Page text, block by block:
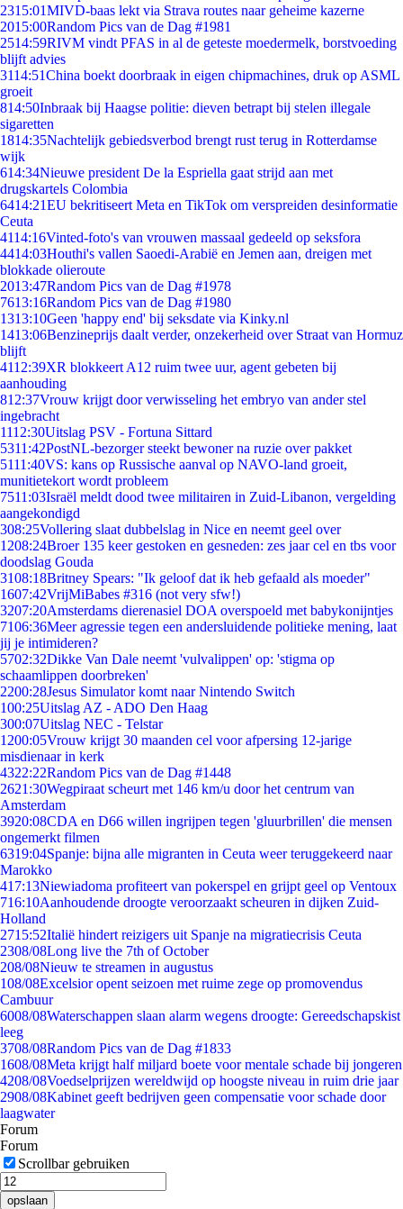
2315:01MIVD-baas lekt via Strava routes naar geheime kazerne
2015:00Random Pics van de Dag #1981
2514:59RIVM vindt PFAS in al de geteste moedermelk, borstvoeding
blijft advies
3114:51China boekt doorbraak in eigen chipmachines, druk op ASML
groeit
814:50Inbraak bij Haagse politie: dieven betrapt bij stelen illegale
sigaretten
1814:35Nachtelijk gebiedsverbod brengt rust terug in Rotterdamse
wijk
614:34Nieuwe president De la Espriella gaat strijd aan met
drugskartels Colombia
6414:21EU bekritiseert Meta en TikTok om verspreiden desinformatie
Ceuta
4114:16Vinted-foto's van vrouwen massaal gedeeld op seksfora
4414:03Houthi's vallen Saoedi-Arabië en Jemen aan, dreigen met
blokkade olieroute
2013:47Random Pics van de Dag #1978
7613:16Random Pics van de Dag #1980
1313:10Geen 'happy end' bij seksdate via Kinky.nl
1413:06Benzineprijs daalt verder, onzekerheid over Straat van Hormuz
blijft
4112:39XR blokkeert A12 ruim twee uur, agent gebeten bij
aanhouding
812:37Vrouw krijgt door verwisseling het embryo van ander stel
ingebracht
1112:30Uitslag PSV - Fortuna Sittard
5311:42PostNL-bezorger steekt bewoner na ruzie over pakket
5111:40VS: kans op Russische aanval op NAVO-land groeit,
munitietekort wordt probleem
7511:03Israël meldt dood twee militairen in Zuid-Libanon, vergelding
aangekondigd
308:25Vollering slaat dubbelslag in Nice en neemt geel over
1208:24Broer 135 keer gestoken en gesneden: zes jaar cel en tbs voor
doodslag Gouda
3108:18Britney Spears: "Ik geloof dat ik heb gefaald als moeder"
1607:42VrijMiBabes #316 (not very sfw!)
3207:20Amsterdams dierenasiel DOA overspoeld met babykonijntjes
7106:36Meer agressie tegen een andersluidende politieke mening, laat
jij je intimideren?
5702:32Dikke Van Dale neemt 'vulvalippen' op: 'stigma op
schaamlippen doorbreken'
2200:28Jesus Simulator komt naar Nintendo Switch
100:25Uitslag AZ - ADO Den Haag
300:07Uitslag NEC - Telstar
1200:05Vrouw krijgt 30 maanden cel voor afpersing 12-jarige
misdienaar in kerk
4322:22Random Pics van de Dag #1448
2621:30Wegpiraat scheurt met 146 km/u door het centrum van
Amsterdam
3920:08CDA en D66 willen ingrijpen tegen 'gluurbrillen' die mensen
ongemerkt filmen
6319:04Spanje: bijna alle migranten in Ceuta weer teruggekeerd naar
Marokko
417:13Niewiadoma profiteert van pokerspel en grijpt geel op Ventoux
716:10Aanhoudende droogte veroorzaakt scheuren in dijken Zuid-
Holland
2715:52Italië hindert reizigers uit Spanje na migratiecrisis Ceuta
2308/08Long live the 7th of October
208/08Nieuw te streamen in augustus
108/08Excelsior opent seizoen met ruime zege op promovendus
Cambuur
6008/08Waterschappen slaan alarm wegens droogte: Gereedschapskist
leeg
3708/08Random Pics van de Dag #1833
1608/08Meta krijgt half miljard boete voor mentale schade bij jongeren
4208/08Voedselprijzen wereldwijd op hoogste niveau in ruim drie jaar
2908/08Kabinet geeft bedrijven geen compensatie voor schade door
laagwater
Forum
Forum
Scrollbar gebruiken
opslaan